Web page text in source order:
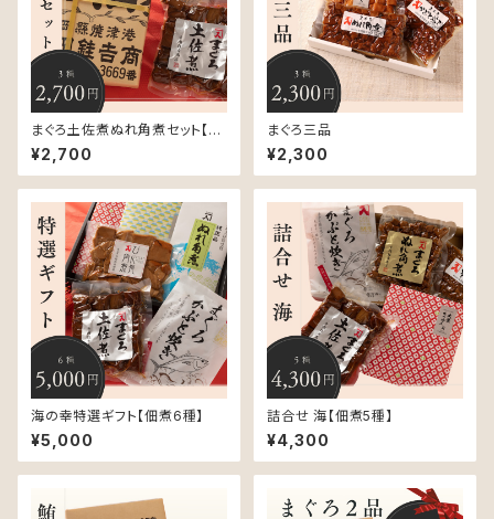
まぐろ土佐煮ぬれ角煮セット【20
0ｇ×2】
¥2,700
まぐろ三品
¥2,300
海の幸特選ギフト【佃煮6種】
¥5,000
詰合せ 海【佃煮5種】
¥4,300